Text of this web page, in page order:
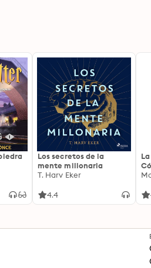
Los secretos de la
mente millonaria
T. Harv Eker
4.4